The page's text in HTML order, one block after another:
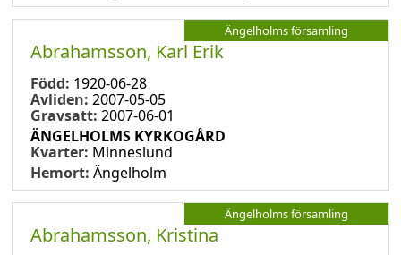
Ängelholms församling
Abrahamsson, Karl Erik
Född: 1920-06-28
Avliden: 2007-05-05
Gravsatt: 2007-06-01
ÄNGELHOLMS KYRKOGÅRD
Kvarter: Minneslund
Hemort: Ängelholm
Ängelholms församling
Abrahamsson, Kristina